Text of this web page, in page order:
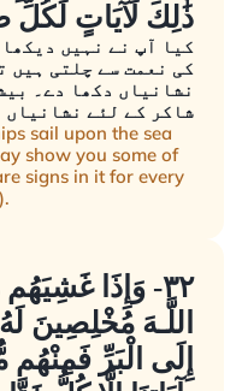
ذَٰلِكَ لَآيَاتٍ لِّكُلِّ
کیا آپ نے نہیں
کی نعمت سے چلتی ہیں
نشانیاں دکھا دے۔
شاکر کے لئے نشانیاں
sail upon the sea
show you some of
signs in it for every
٣٢- وَإِذَا
اللَّـهَ مُخْلِصِينَ
إِلَى الْبَرِّ